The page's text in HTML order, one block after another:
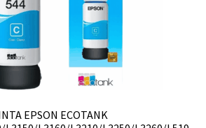
EPSON ECOTANK